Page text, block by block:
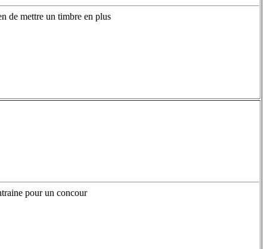
de mettre un timbre en plus
pour un concour